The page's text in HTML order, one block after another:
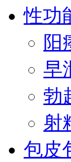
性功
阳
早
勃
射
包皮